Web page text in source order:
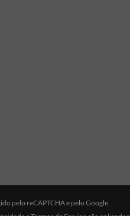
pelo reCAPTCHA e pelo Google.